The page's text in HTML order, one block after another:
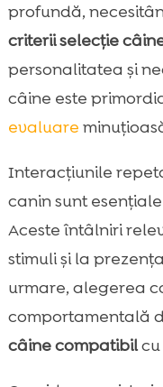
profundă,
criterii selecție
personalitatea și
câine este
evaluare
Interacțiunile
canin sunt
Aceste întâlniri
stimuli și la
urmare, alegerea
comportamentală
câine compatibilcu